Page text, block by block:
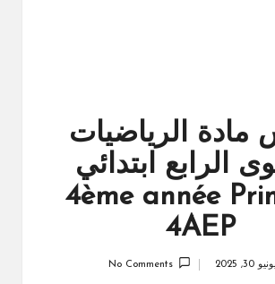
مادة الرياضيات
الرابع ابتدائي
4ème année
4AEP
يونيو 30, 2025 No Comments